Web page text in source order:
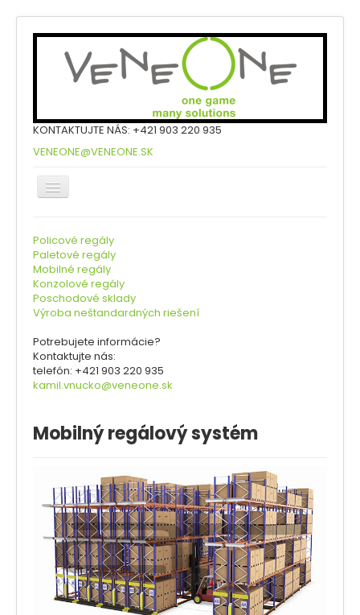
KONTAKTUJTE NÁS: +421 903 220 935
VENEONE@VENEONE.SK
Produkty
Referencie
Na stiahnutie
Videonávody
Kontakt
Policové regály
Paletové regály
Mobilné regály
Konzolové regály
Poschodové sklady
Výroba neštandardných riešení
Potrebujete informácie?
Kontaktujte nás:
telefón: +421 903 220 935
kamil.vnucko@veneone.sk
Mobilný regálový systém